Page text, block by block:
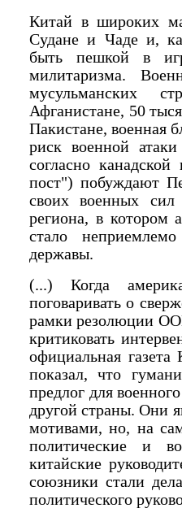
Китай в широких
Судане и Чаде и,
быть пешкой в
милитаризма.
мусульманских
Афганистане, 50
Пакистане, военная
риск военной
согласно
пост") побуждают
своих военных
региона, в котором
стало
державы.
(...) Когда
поговаривать о
рамки резолюции
критиковать
официальная
показал, что
предлог для
другой страны. Они
мотивами, но, на
политические и
китайские
союзники стали
политического